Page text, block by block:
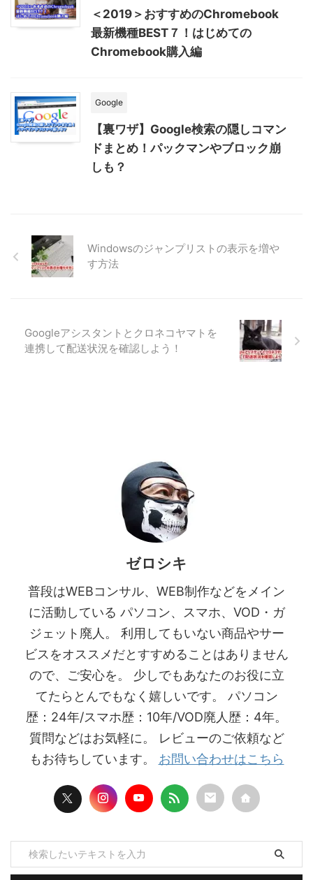
＜2019＞おすすめのChromebook
最新機種BEST７！はじめての
Chromebook購入編
Google
【裏ワザ】Google検索の隠しコマン
ドまとめ！パックマンやブロック崩
しも？
Windowsのジャンプリストの表示を増や
す方法
Googleアシスタントとクロネコヤマトを
連携して配送状況を確認しよう！
ゼロシキ
普段はWEBコンサル、WEB制作などをメイン
に活動している パソコン、スマホ、VOD・ガ
ジェット廃人。 利用してもいない商品やサー
ビスをオススメだとすすめることはありません
ので、ご安心を。 少しでもあなたのお役に立
てたらとんでもなく嬉しいです。 パソコン
歴：24年/スマホ歴：10年/VOD廃人歴：4年。
質問などはお気軽に。 レビューのご依頼など
もお待ちしています。 お問い合わせはこちら